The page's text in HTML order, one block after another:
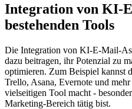
Integration von KI-
bestehenden Tools
Die Integration von KI-E-Mail-
dazu beitragen, ihr Potenzial zu
optimieren. Zum Beispiel kannst
Trello, Asana, Evernote und
vielseitigen Tool macht -
Marketing-Bereich tätig bist.